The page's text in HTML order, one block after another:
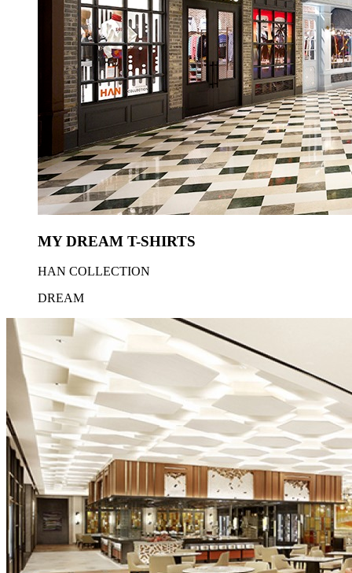
MY DREAM T-SHIRTS
HAN COLLECTION
DREAM